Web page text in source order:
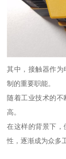
其中，接触器作
制的重要职能。
随着工业技术的不
高。
在这样的背景下，
性，逐渐成为众多